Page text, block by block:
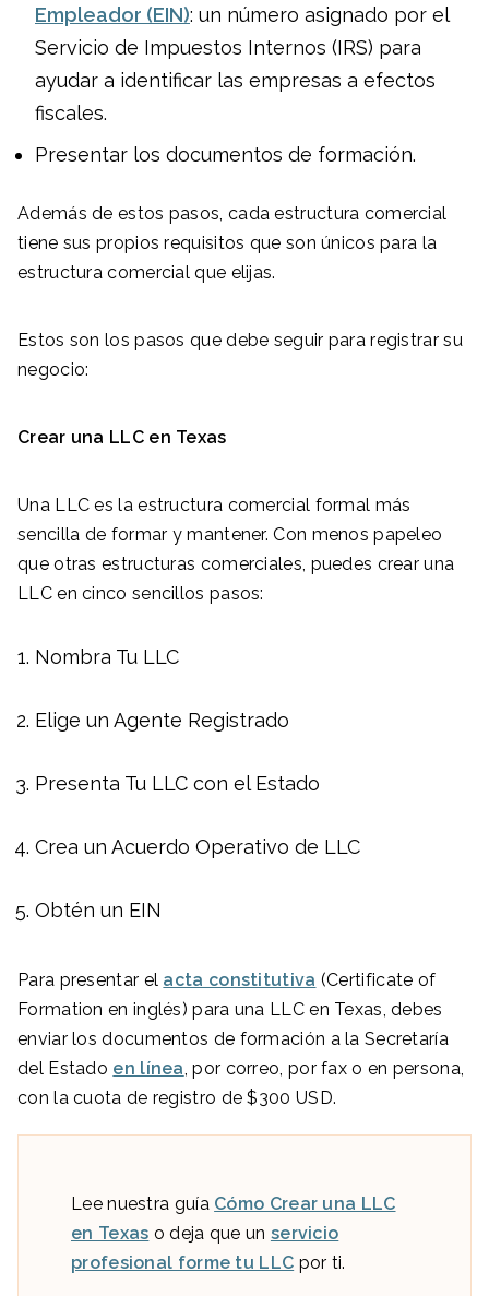
Empleador (EIN): un número asignado por el
Servicio de Impuestos Internos (IRS) para
ayudar a identificar las empresas a efectos
fiscales.
Presentar los documentos de formación.
Además de estos pasos, cada estructura comercial
tiene sus propios requisitos que son únicos para la
estructura comercial que elijas.
Estos son los pasos que debe seguir para registrar su
negocio:
Crear una LLC en Texas
Una LLC es la estructura comercial formal más
sencilla de formar y mantener. Con menos papeleo
que otras estructuras comerciales, puedes crear una
LLC en cinco sencillos pasos:
Nombra Tu LLC
Elige un Agente Registrado
Presenta Tu LLC con el Estado
Crea un Acuerdo Operativo de LLC
Obtén un EIN
Para presentar el acta constitutiva (Certificate of
Formation en inglés) para una LLC en Texas, debes
enviar los documentos de formación a la Secretaría
del Estado en línea , por correo, por fax o en persona,
con la cuota de registro de $300 USD.
Lee nuestra guía Cómo Crear una LLC
en Texas o deja que un servicio
profesional forme tu LLC por ti.